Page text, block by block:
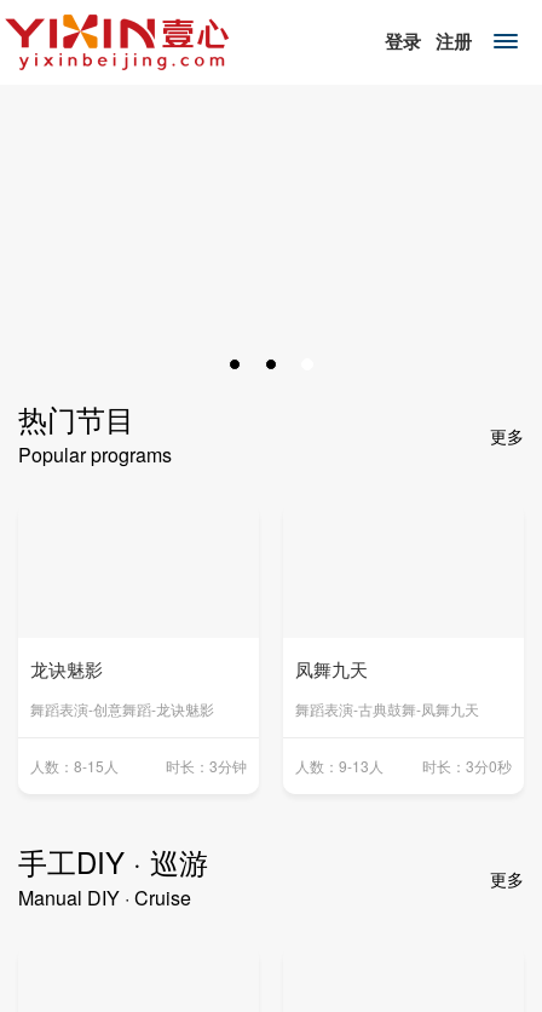
登录 注册
热门节目
Popular programs
更多
龙诀魅影
舞蹈表演-创意舞蹈-龙诀魅影
人数：8-15人 时长：3分钟
凤舞九天
舞蹈表演-古典鼓舞-凤舞九天
人数：9-13人 时长：3分0秒
手工DIY · 巡游
Manual DIY · Cruise
更多